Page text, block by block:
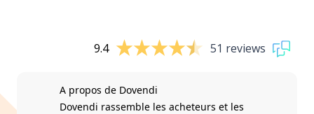
9.4 51 reviews
A propos de Dovendi
Dovendi rassemble les acheteurs et les